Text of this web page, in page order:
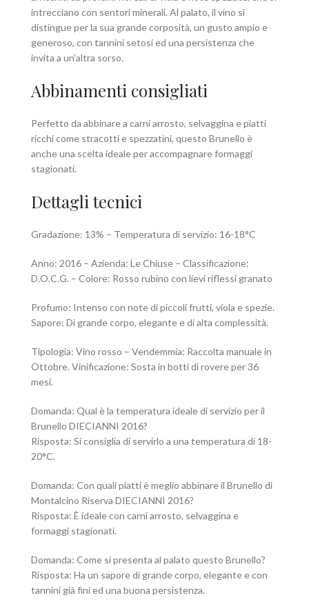
intrecciano con sentori minerali. Al palato, il vino si
distingue per la sua grande corposità, un gusto ampio e
generoso, con tannini setosi ed una persistenza che
invita a un’altra sorso.
Abbinamenti consigliati
Perfetto da abbinare a carni arrosto, selvaggina e piatti
ricchi come stracotti e spezzatini, questo Brunello è
anche una scelta ideale per accompagnare formaggi
stagionati.
Dettagli tecnici
Gradazione: 13% – Temperatura di servizio: 16-18°C
Anno: 2016 – Azienda: Le Chiuse – Classificazione:
D.O.C.G. – Colore: Rosso rubino con lievi riflessi granato
Profumo: Intenso con note di piccoli frutti, viola e spezie.
Sapore: Di grande corpo, elegante e di alta complessità.
Tipologia: Vino rosso – Vendemmia: Raccolta manuale in
Ottobre. Vinificazione: Sosta in botti di rovere per 36
mesi.
Domanda: Qual è la temperatura ideale di servizio per il
Brunello DIECIANNI 2016?
Risposta: Si consiglia di servirlo a una temperatura di 18-
20°C.
Domanda: Con quali piatti è meglio abbinare il Brunello di
Montalcino Riserva DIECIANNI 2016?
Risposta: È ideale con carni arrosto, selvaggina e
formaggi stagionati.
Domanda: Come si presenta al palato questo Brunello?
Risposta: Ha un sapore di grande corpo, elegante e con
tannini già fini ed una buona persistenza.